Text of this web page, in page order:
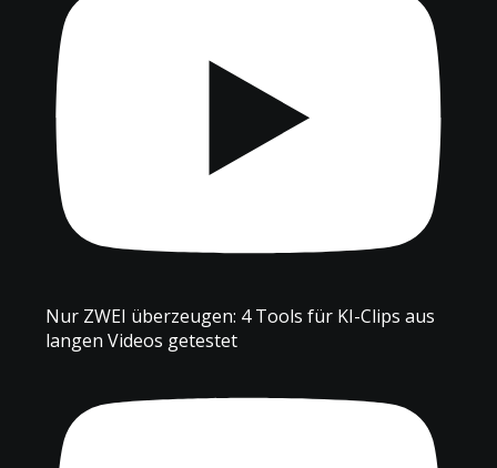
Nur ZWEI überzeugen: 4 Tools für KI-Clips aus
langen Videos getestet